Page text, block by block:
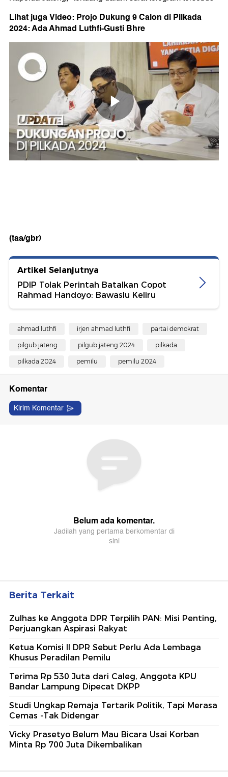
Lihat juga Video: Projo Dukung 9 Calon di Pilkada
2024: Ada Ahmad Luthfi-Gusti Bhre
(taa/gbr)
Artikel Selanjutnya
PDIP Tolak Perintah Batalkan Copot
Rahmad Handoyo: Bawaslu Keliru
ahmad luthfi irjen ahmad luthfi partai demokrat
pilgub jateng pilgub jateng 2024 pilkada
pilkada 2024 pemilu pemilu 2024
Berita Terkait
Zulhas ke Anggota DPR Terpilih PAN: Misi Penting,
Perjuangkan Aspirasi Rakyat
Ketua Komisi II DPR Sebut Perlu Ada Lembaga
Khusus Peradilan Pemilu
Terima Rp 530 Juta dari Caleg, Anggota KPU
Bandar Lampung Dipecat DKPP
Studi Ungkap Remaja Tertarik Politik, Tapi Merasa
Cemas -Tak Didengar
Vicky Prasetyo Belum Mau Bicara Usai Korban
Minta Rp 700 Juta Dikembalikan